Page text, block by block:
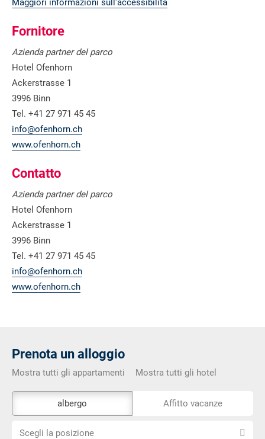
Maggiori informazioni sull'accessibilità
Fornitore
Azienda partner del parco
Hotel Ofenhorn
Ackerstrasse 1
3996 Binn
Tel. +41 27 971 45 45
info@ofenhorn.ch
www.ofenhorn.ch
Contatto
Azienda partner del parco
Hotel Ofenhorn
Ackerstrasse 1
3996 Binn
Tel. +41 27 971 45 45
info@ofenhorn.ch
www.ofenhorn.ch
Prenota un alloggio
Mostra tutti gli appartamenti Mostra tutti gli hotel
strumento
albergo Affitto vacanze
Scegli
Scegli la posizione